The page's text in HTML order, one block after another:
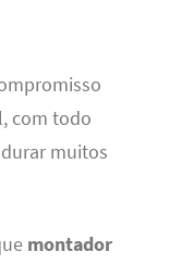
com todo
muitos
montador